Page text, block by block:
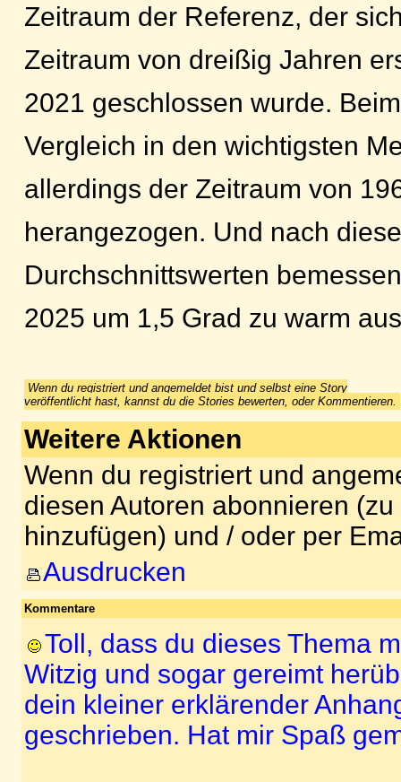
Zeitraum der Referenz, der
Zeitraum von dreißig Jahren
2021 geschlossen wurde.
Vergleich in den wichtigsten
allerdings der Zeitraum von
herangezogen. Und nach
Durchschnittswerten
2025 um 1,5 Grad zu warm
Wenn du registriert und angemeldet bist und selbst eine Story
veröffentlicht hast, kannst du die Stories bewerten, oder Kommentieren.
Weitere Aktionen
Wenn du registriert und
diesen Autoren abonnieren
hinzufügen) und / oder per
Ausdrucken
Kommentare
Toll, dass du dieses Thema
Witzig und sogar gereimt
dein kleiner erklärender
geschrieben. Hat mir Spaß